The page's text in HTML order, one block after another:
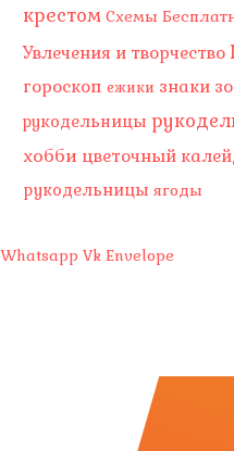
крестом Схемы
Увлечения и творчество
гороскоп ежики знаки
рукодельницы
хобби цветочный
рукодельницы ягоды
Whatsapp Vk Envelope